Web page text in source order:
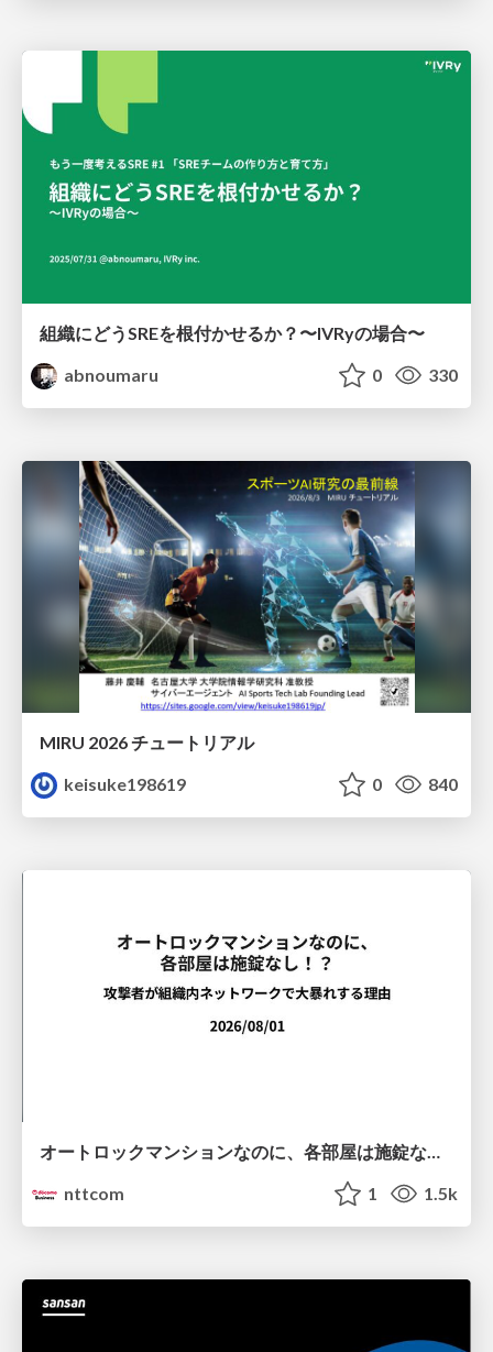
組織にどうSREを根付かせるか？〜IVRyの場合〜
abnoumaru
0 330
MIRU 2026 チュートリアル
keisuke198619
0 840
オートロックマンションなのに、各部屋は施錠なし！？ 攻撃者が組織内ネットワークで大暴れする理由 / The Front Door Is Locked, but the Rooms Are Wide Open: Why Attackers Move Freely Inside Enterprise Networks
nttcom
1 1.5k